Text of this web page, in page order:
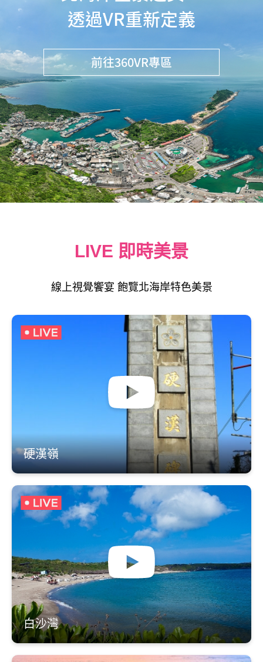
透過VR重新定義
前往360VR專區
LIVE 即時美景
線上視覺饗宴 飽覽北海岸特色美景
硬漢嶺
白沙灣